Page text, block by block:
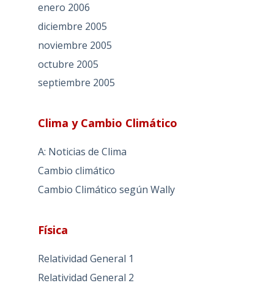
enero 2006
diciembre 2005
noviembre 2005
octubre 2005
septiembre 2005
Clima y Cambio Climático
A: Noticias de Clima
Cambio climático
Cambio Climático según Wally
Física
Relatividad General 1
Relatividad General 2